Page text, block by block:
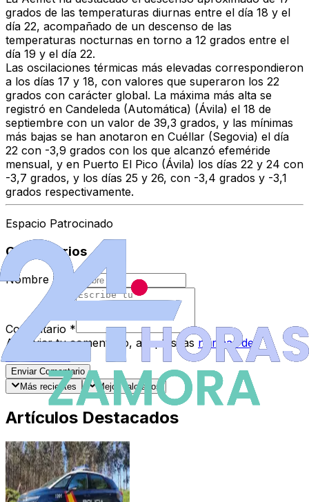
grados de las temperaturas diurnas entre el día 18 y el
día 22, acompañado de un descenso de las
temperaturas nocturnas en torno a 12 grados entre el
día 19 y el día 22.
Las oscilaciones térmicas más elevadas correspondieron
a los días 17 y 18, con valores que superaron los 22
grados con carácter global. La máxima más alta se
registró en Candeleda (Automática) (Ávila) el 18 de
septiembre con un valor de 39,3 grados, y las mínimas
más bajas se han anotaron en Cuéllar (Segovia) el día
22 con -3,9 grados con los que alcanzó efeméride
mensual, y en Puerto El Pico (Ávila) los días 22 y 24 con
-3,7 grados, y los días 25 y 26, con -3,4 grados y -3,1
grados respectivamente.
Espacio Patrocinado
Comentarios
Nombre *
Comentario *
Al enviar tu comentario, aceptas las normas de
Enviar Comentario
Más recientes
Mejor valorados
Artículos Destacados